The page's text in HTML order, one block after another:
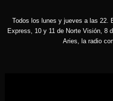
Todos los lunes y jueves a las 22.
Express, 10 y 11 de Norte Visión, 8
Aries, la radio